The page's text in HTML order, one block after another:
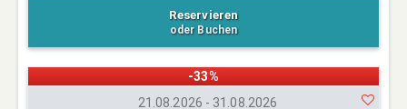
Reservieren
oder Buchen
-33%
21.08.2026 - 31.08.2026